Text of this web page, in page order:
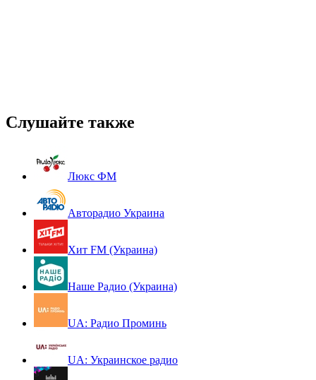
Слушайте также
Люкс ФМ
Авторадио Украина
Хит FM (Украина)
Наше Радио (Украина)
UA: Радио Проминь
UA: Украинское радио